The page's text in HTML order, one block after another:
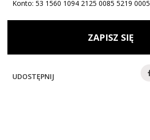
Konto: 53 1560 1094 2125 0085 5219 0005
ZAPISZ SIĘ
UDOSTĘPNIJ